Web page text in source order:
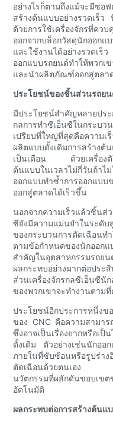
อย่างไรก็ตามถึงแม้จะมีซ
สร้างต้นแบบอย่างรวดเร็ว
ด้วยการใช้เครื่องจักรที่คว
ออกจากบล็อกวัสดุนักออกแ
และใช้งานได้อย่างรวด
ออกแบบรถยนต์ทำให้พวกเ
และนำผลิตภัณฑ์ออกสู่ตลา
ประโยชน์ของชิ้นส่วนรถยน
มีประโยชน์สำคัญหลายประ
กลการทำซีเอ็นซีในกระ
เปรียบที่ใหญ่ที่สุดคือความเ
ผลิตแบบดั้งเดิมการสร้างต้
เป็นเดือน ด้วยเครื่องตัด
ต้นแบบในเวลาไม่กี่วันถ้
ออกแบบทำซ้ำการออกแบ
ออกสู่ตลาดได้เร็วขึ้น
นอกจากความเร็วแล้วชิ้นส่
ซียังมีความแม่นยำในระดั
ของกระบวนการตัดเฉือนท
ตามข้อกำหนดของนักออ
สำคัญในอุตสาหกรรมรถยน
ผลกระทบอย่างมากต่อปร
ส่วนเครื่องจักรกลซีเอ็นซีนั
ของพวกเขาจะทำงานตาม
ประโยชน์อีกประการหนึ่งข
ของ CNC คือความสามา
ซึ่งอาจเป็นเรื่องยากหรือเ
ดั้งเดิม ตัวอย่างเช่นนักออ
ภายในที่ซับซ้อนหรือรูปร่าง
ตัดเฉือนด้วยตนเอง สิ่ง
นวัตกรรมที่ผลักดันขอบเขต
อัตโนมัติ
ผลกระทบต่อการสร้างต้นแ